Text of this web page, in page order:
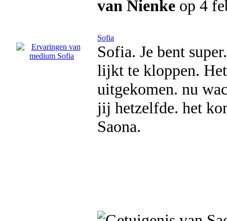
van Nienke op 4
Sofia
Sofia. Je bent
lijkt te kloppen.
uitgekomen. nu
jij hetzelfde. het
Saona.